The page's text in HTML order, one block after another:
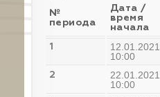
№
периода
Дата /
время
начала
1
12.01.2021
10:00
2
22.01.2021
10:00